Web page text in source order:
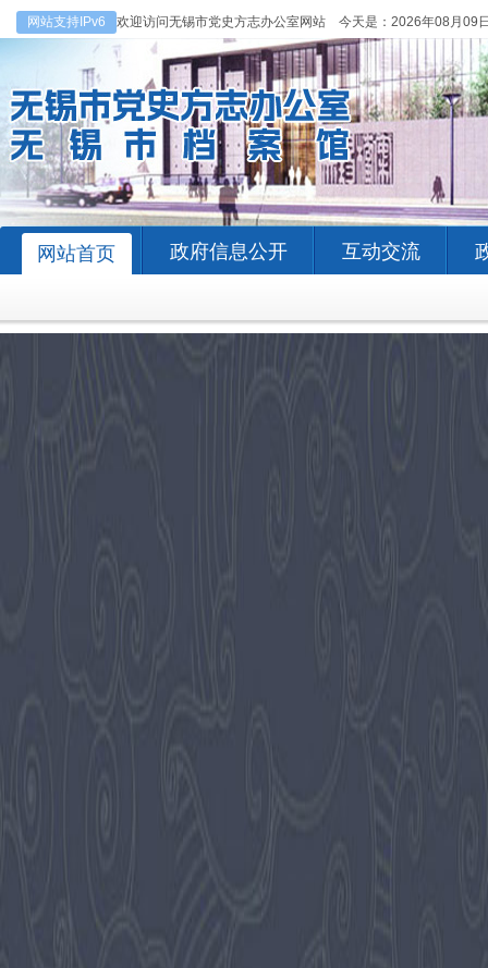
网站支持IPv6 欢迎访问无锡市党史方志办公室网站 今天是： 2026年08月09
网站首页 政府信息公开 互动交流